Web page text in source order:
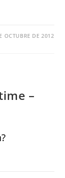
OCTUBRE DE 2012
–